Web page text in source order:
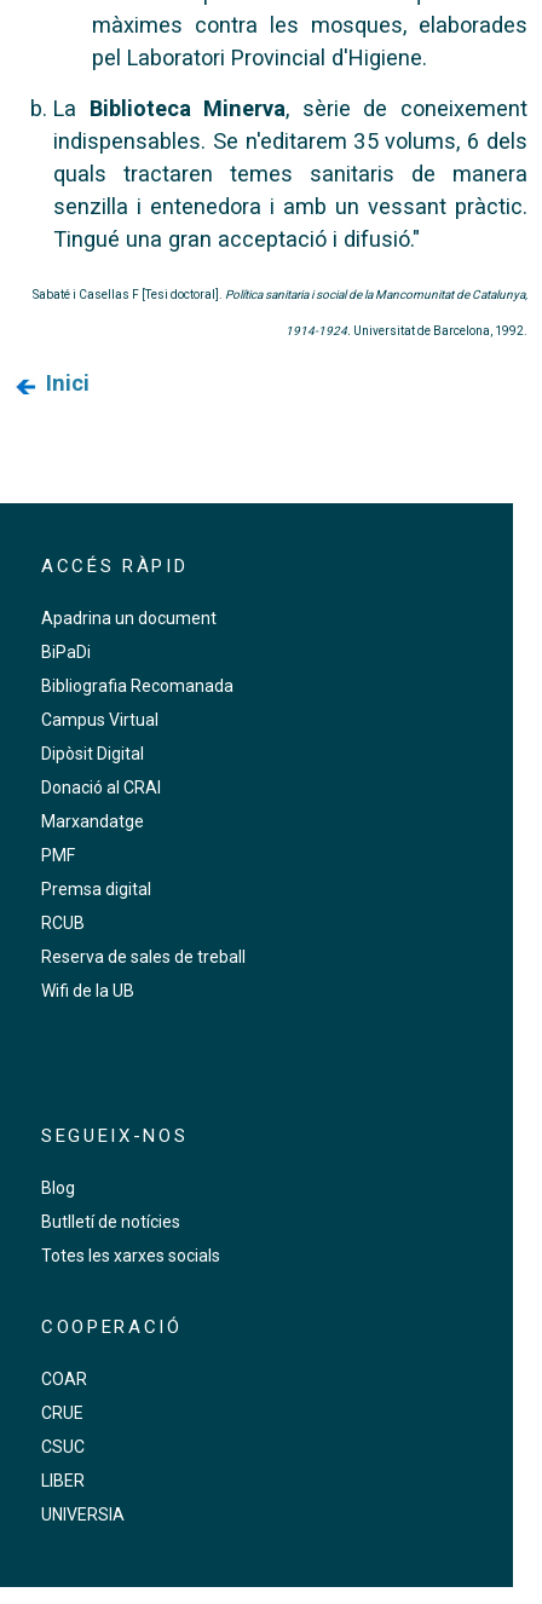
màximes contra les mosques, elaborades
pel Laboratori Provincial d'Higiene.
La Biblioteca Minerva, sèrie de coneixement
indispensables. Se n'editarem 35 volums, 6 dels
quals tractaren temes sanitaris de manera
senzilla i entenedora i amb un vessant pràctic.
Tingué una gran acceptació i difusió."
Sabaté i Casellas F [Tesi doctoral]. Política sanitaria i social de la Mancomunitat de Catalunya,
1914-1924. Universitat de Barcelona, 1992.
Inici
ACCÉS RÀPID
Apadrina un document
BiPaDi
Bibliografia Recomanada
Campus Virtual
Dipòsit Digital
Donació al CRAI
Marxandatge
PMF
Premsa digital
RCUB
Reserva de sales de treball
Wifi de la UB
SEGUEIX-NOS
Blog
Butlletí de notícies
Totes les xarxes socials
COOPERACIÓ
COAR
CRUE
CSUC
LIBER
UNIVERSIA